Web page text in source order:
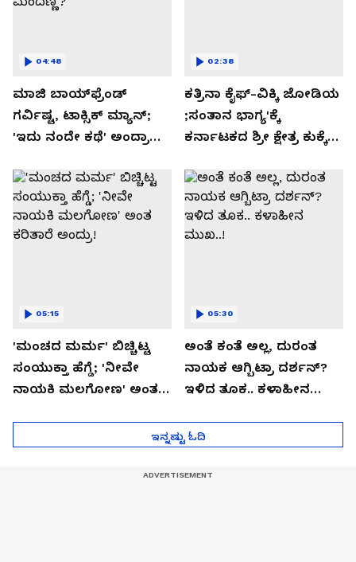
ಮಾಜಿ ಬಾಯ್‌ಫ್ರೆಂಡ್
ಗರ್ವಿಷ್ಟ, ಟಾಕ್ಸಿಕ್ ಮ್ಯಾನ್;
'ಇದು ನಂದೇ ಕಥೆ' ಅಂದ್ರಾ
ಮಂದಣ್ಣ?
04:48
ಕತ್ರಿನಾ ಕೈಫ್-ವಿಕ್ಕಿ ಜೋಡಿಯ
;ಸಂತಾನ ಭಾಗ್ಯ'ಕ್ಕೆ
ಕರ್ನಾಟಕದ ಶ್ರೀ ಕ್ಷೇತ್ರ ಕುಕ್ಕೆ
02:38
'ಮಂಚದ ಮರ್ಮ' ಬಿಚ್ಚಿಟ್ಟ
ಸಂಯುಕ್ತಾ ಹೆಗ್ಡೆ; 'ನೀವೇ
ನಾಯಕಿ ಮಲಗೋಣ' ಅಂತ
05:15
ಅಂತೆ ಕಂತೆ ಅಲ್ಲ, ದುರಂತ
ನಾಯಕ ಆಗ್ಬಿಟ್ರಾ ದರ್ಶನ್?
ಇಳಿದ ತೂಕ.. ಕಳಾಹೀನ
05:30
ಇನ್ನಷ್ಟು ಓದಿ